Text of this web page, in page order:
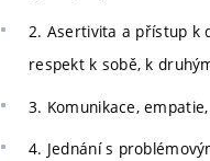
2. Asertivita a přístup k
respekt k sobě, k
3. Komunikace,
4. Jednání s